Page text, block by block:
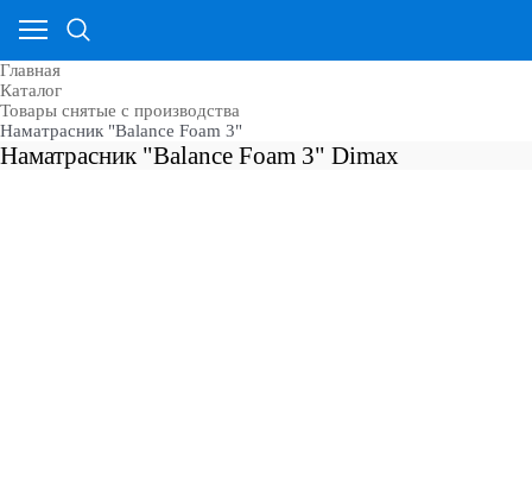
Главная
Каталог
Товары снятые с производства
Наматрасник "Balance Foam 3"
Наматрасник "Balance Foam 3" Dimax